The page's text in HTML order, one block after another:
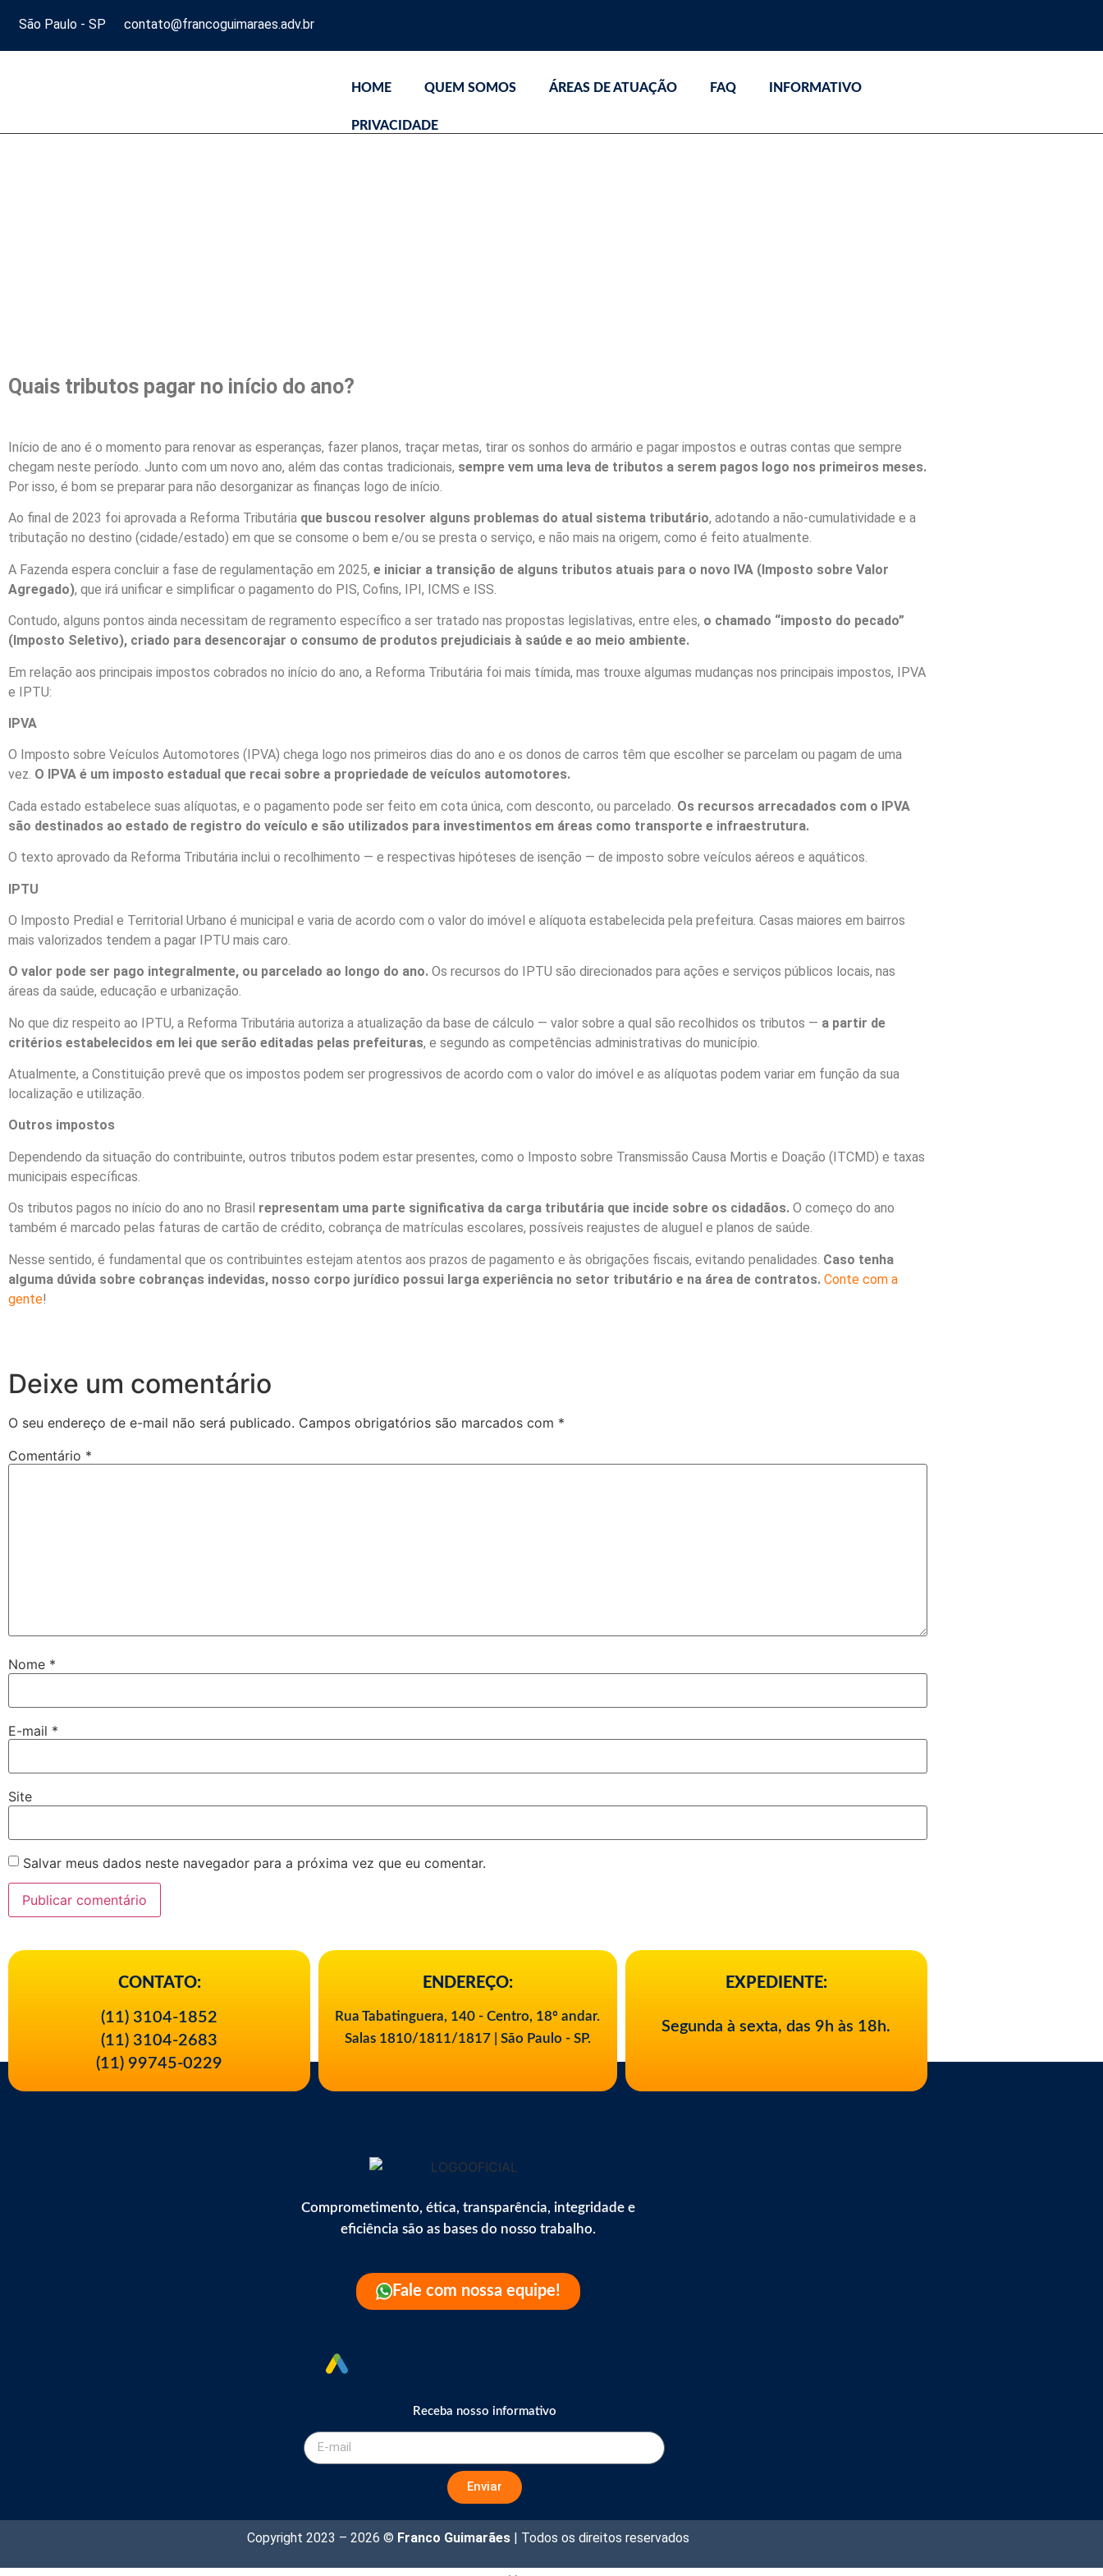
São Paulo - SP contato@francoguimaraes.adv.br
HOME QUEM SOMOS ÁREAS DE ATUAÇÃO FAQ INFORMATIVO
PRIVACIDADE
Quais tributos pagar no início do ano?
Início de ano é o momento para renovar as esperanças, fazer planos, traçar metas, tirar os sonhos do armário e pagar impostos e outras contas que sempre
chegam neste período. Junto com um novo ano, além das contas tradicionais, sempre vem uma leva de tributos a serem pagos logo nos primeiros meses.
Por isso, é bom se preparar para não desorganizar as finanças logo de início.
Ao final de 2023 foi aprovada a Reforma Tributária que buscou resolver alguns problemas do atual sistema tributário, adotando a não-cumulatividade e a
tributação no destino (cidade/estado) em que se consome o bem e/ou se presta o serviço, e não mais na origem, como é feito atualmente.
A Fazenda espera concluir a fase de regulamentação em 2025, e iniciar a transição de alguns tributos atuais para o novo IVA (Imposto sobre Valor
Agregado), que irá unificar e simplificar o pagamento do PIS, Cofins, IPI, ICMS e ISS.
Contudo, alguns pontos ainda necessitam de regramento específico a ser tratado nas propostas legislativas, entre eles, o chamado “imposto do pecado”
(Imposto Seletivo), criado para desencorajar o consumo de produtos prejudiciais à saúde e ao meio ambiente.
Em relação aos principais impostos cobrados no início do ano, a Reforma Tributária foi mais tímida, mas trouxe algumas mudanças nos principais impostos, IPVA
e IPTU:
IPVA
O Imposto sobre Veículos Automotores (IPVA) chega logo nos primeiros dias do ano e os donos de carros têm que escolher se parcelam ou pagam de uma
vez. O IPVA é um imposto estadual que recai sobre a propriedade de veículos automotores.
Cada estado estabelece suas alíquotas, e o pagamento pode ser feito em cota única, com desconto, ou parcelado. Os recursos arrecadados com o IPVA
são destinados ao estado de registro do veículo e são utilizados para investimentos em áreas como transporte e infraestrutura.
O texto aprovado da Reforma Tributária inclui o recolhimento — e respectivas hipóteses de isenção — de imposto sobre veículos aéreos e aquáticos.
IPTU
O Imposto Predial e Territorial Urbano é municipal e varia de acordo com o valor do imóvel e alíquota estabelecida pela prefeitura. Casas maiores em bairros
mais valorizados tendem a pagar IPTU mais caro.
O valor pode ser pago integralmente, ou parcelado ao longo do ano. Os recursos do IPTU são direcionados para ações e serviços públicos locais, nas
áreas da saúde, educação e urbanização.
No que diz respeito ao IPTU, a Reforma Tributária autoriza a atualização da base de cálculo — valor sobre a qual são recolhidos os tributos — a partir de
critérios estabelecidos em lei que serão editadas pelas prefeituras, e segundo as competências administrativas do município.
Atualmente, a Constituição prevê que os impostos podem ser progressivos de acordo com o valor do imóvel e as alíquotas podem variar em função da sua
localização e utilização.
Outros impostos
Dependendo da situação do contribuinte, outros tributos podem estar presentes, como o Imposto sobre Transmissão Causa Mortis e Doação (ITCMD) e taxas
municipais específicas.
Os tributos pagos no início do ano no Brasil representam uma parte significativa da carga tributária que incide sobre os cidadãos. O começo do ano
também é marcado pelas faturas de cartão de crédito, cobrança de matrículas escolares, possíveis reajustes de aluguel e planos de saúde.
Nesse sentido, é fundamental que os contribuintes estejam atentos aos prazos de pagamento e às obrigações fiscais, evitando penalidades. Caso tenha
alguma dúvida sobre cobranças indevidas, nosso corpo jurídico possui larga experiência no setor tributário e na área de contratos. Conte com a
gente!
Deixe um comentário
O seu endereço de e-mail não será publicado. Campos obrigatórios são marcados com *
Comentário *
Nome *
E-mail *
Site
Salvar meus dados neste navegador para a próxima vez que eu comentar.
CONTATO:
(11) 3104-1852
(11) 3104-2683
(11) 99745-0229
ENDEREÇO:
Rua Tabatinguera, 140 - Centro, 18º andar.
Salas 1810/1811/1817 | São Paulo - SP.
EXPEDIENTE:
Segunda à sexta, das 9h às 18h.
Comprometimento, ética, transparência, integridade e
eficiência são as bases do nosso trabalho.
Fale com nossa equipe!
Receba nosso informativo
Enviar
Copyright 2023 – 2026 © Franco Guimarães| Todos os direitos reservados